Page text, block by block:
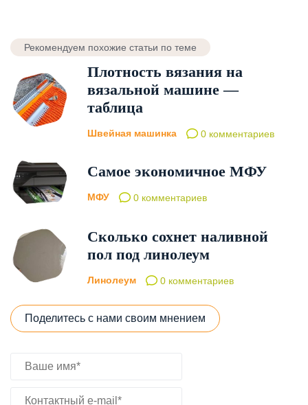
Рекомендуем похожие статьи по теме
Плотность вязания на
вязальной машине —
таблица
Швейная машинка 0 комментариев
Самое экономичное МФУ
МФУ 0 комментариев
Сколько сохнет наливной
пол под линолеум
Линолеум 0 комментариев
Поделитесь с нами своим мнением